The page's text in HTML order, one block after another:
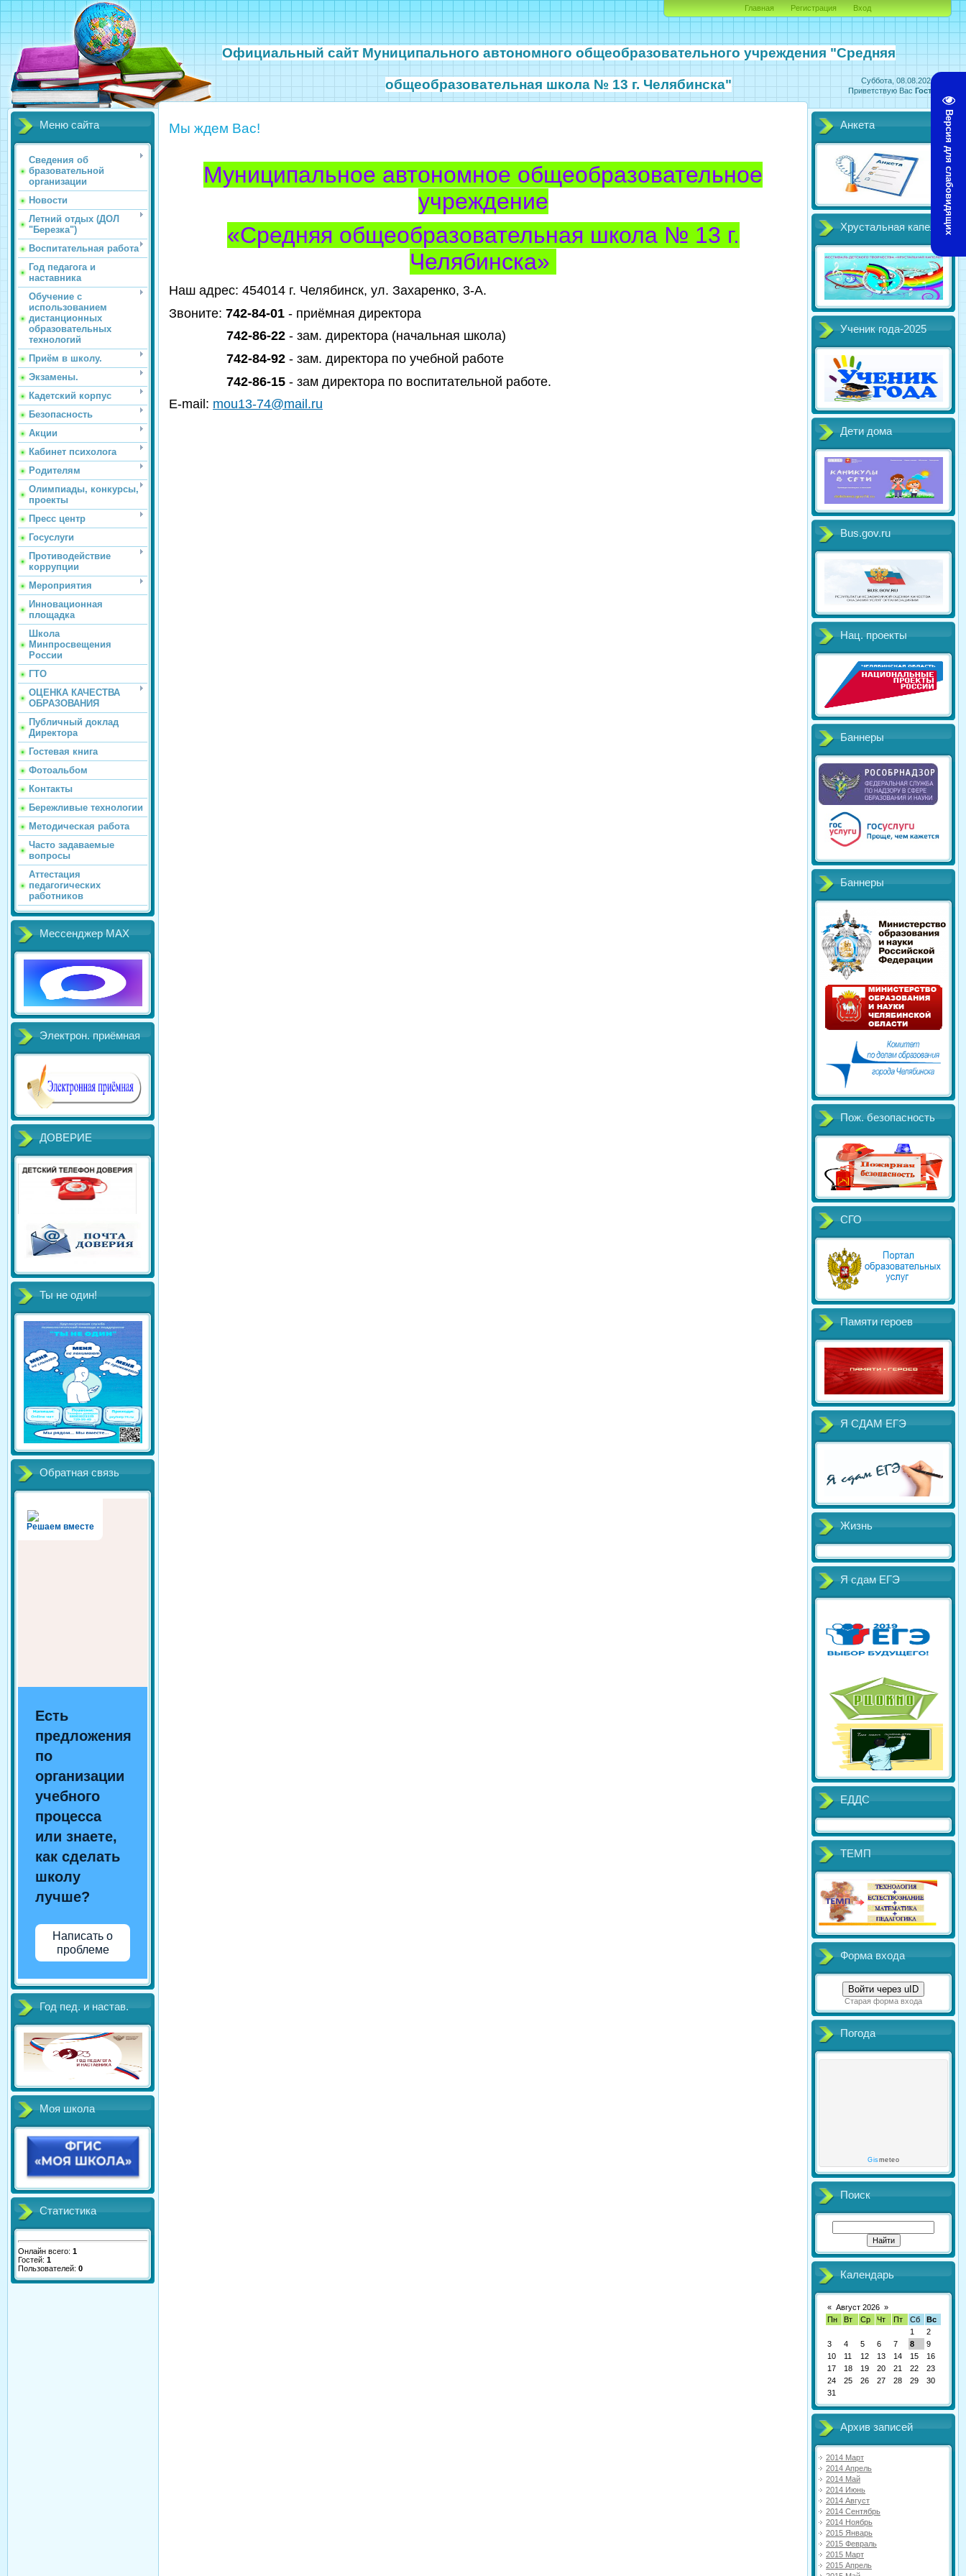
Версия для слабовидящих
Суббота, 08.08.2026, 17:50
Приветствую Вас Гость
Официальный сайт Муниципального автономного общеобразовательного учреждения "Средняя
общеобразовательная школа № 13 г. Челябинска"
Главная Регистрация Вход
Меню сайта
Сведения об
бразовательной
организации
Новости
Летний отдых (ДОЛ
"Березка")
Воспитательная работа
Год педагога и
наставника
Обучение с
использованием
дистанционных
образовательных
технологий
Приём в школу.
Экзамены.
Кадетский корпус
Безопасность
Акции
Кабинет психолога
Родителям
Олимпиады, конкурсы,
проекты
Пресс центр
Госуслуги
Противодействие
коррупции
Мероприятия
Инновационная
площадка
Школа
Минпросвещения
России
ГТО
ОЦЕНКА КАЧЕСТВА
ОБРАЗОВАНИЯ
Публичный доклад
Директора
Гостевая книга
Фотоальбом
Контакты
Бережливые технологии
Методическая работа
Часто задаваемые
вопросы
Аттестация
педагогических
работников
Мессенджер МАХ
Электрон. приёмная
ДОВЕРИЕ
Ты не один!
Обратная связь
Решаем вместе
Есть
предложения
по
организации
учебного
процесса
или знаете,
как сделать
школу
лучше?
Написать о
проблеме
Год пед. и настав.
Моя школа
Статистика
Онлайн всего: 1
Гостей: 1
Пользователей: 0
Мы ждем Вас!
Муниципальное автономное общеобразовательное
учреждение
«Средняя общеобразовательная школа № 13 г.
Челябинска»
Наш адрес: 454014 г. Челябинск, ул. Захаренко, 3-А.
Звоните: 742-84-01 - приёмная директора
742-86-22 - зам. директора (начальная школа)
742-84-92 - зам. директора по учебной работе
742-86-15 - зам директора по воспитательной работе.
Е-mail: mou13-74@mail.ru
Анкета
Хрустальная капель
Ученик года-2025
Дети дома
Bus.gov.ru
Нац. проекты
Баннеры
Баннеры
Пож. безопасность
СГО
Памяти героев
Я СДАМ ЕГЭ
Жизнь
Я сдам ЕГЭ
ЕДДС
ТЕМП
Форма входа
Войти через uID
Старая форма входа
Погода
Gismeteo
Поиск
Календарь
« Август 2026 »
Пн
Вт Ср Чт Пт Сб
Вс
1
2
3
4 5 6 7 8
9
10
11 12 13 14 15
16
17
18 19 20 21 22
23
24
25 26 27 28 29
30
31
Архив записей
2014 Март
2014 Апрель
2014 Май
2014 Июнь
2014 Август
2014 Сентябрь
2014 Ноябрь
2015 Январь
2015 Февраль
2015 Март
2015 Апрель